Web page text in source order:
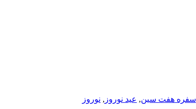
سفره هفت سین, عید نوروز , نوروز